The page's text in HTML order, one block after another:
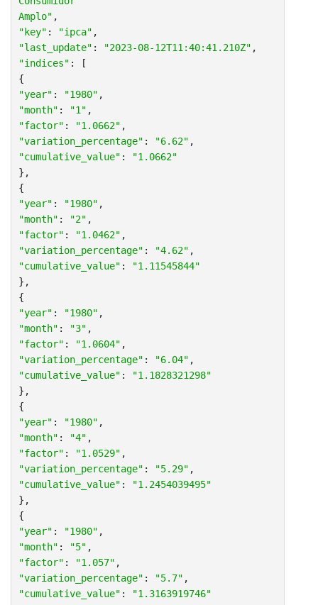
Amplo"
"key" : "ipca"
"last_update" : "2023-08-12T11:40:41.210Z"
"indices" : [
"year" : "1980"
"month" : "1"
"factor" : "1.0662"
"variation_percentage" : "6.62"
"cumulative_value" :
"1.0662"
},
"year" : "1980"
"month" : "2"
"factor" : "1.0462"
"variation_percentage" : "4.62"
"cumulative_value" :
"1.11545844"
},
"year" : "1980"
"month" : "3"
"factor" : "1.0604"
"variation_percentage" : "6.04"
"cumulative_value" :
"1.1828321298"
},
"year" : "1980"
"month" : "4"
"factor" : "1.0529"
"variation_percentage" : "5.29"
"cumulative_value" :
"1.2454039495"
},
"year" : "1980"
"month" : "5"
"factor" : "1.057"
"variation_percentage" : "5.7"
"cumulative_value" :
"1.3163919746"